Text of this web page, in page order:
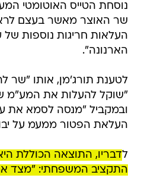
נוסחת הטייס האוטומטי
שר האוצר מאשר בעצם
העלאות חריגות נוספות
הארנונה".
לטענת תורג'מן, אותו "שר
"שוקל להעלות את המע"מ
ובמקביל "מנסה לסמא את
העלאת הפטור ממעמ על יבוא אישי
לדבריו, התוצאה הכוללת
התקציב המשפחתי: "מצד